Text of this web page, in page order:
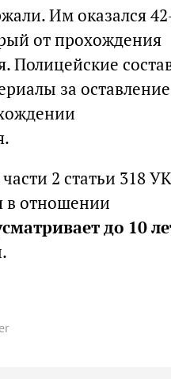
Им оказался
от прохождения
Полицейские
за оставление
2 статьи 318
в отношении
до 10